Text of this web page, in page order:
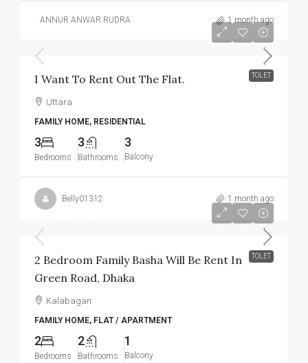
ANNUR ANWAR RUDRA 1 month ago
TOLET
I Want To Rent Out The Flat.
Uttara
FAMILY HOME, RESIDENTIAL
3
Bedrooms
3
Bathrooms
3
Balcony
Belly01312 1 month ago
TOLET
2 Bedroom Family Basha Will Be Rent In
Green Road, Dhaka
Kalabagan
FAMILY HOME, FLAT / APARTMENT
2
Bedrooms
2
Bathrooms
1
Balcony